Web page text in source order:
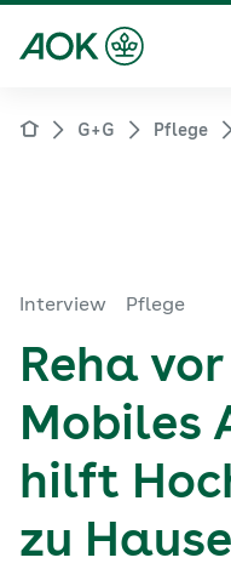
G+G Pflege
Interview Pflege
Reha
Mobiles
hilft
zu Hause